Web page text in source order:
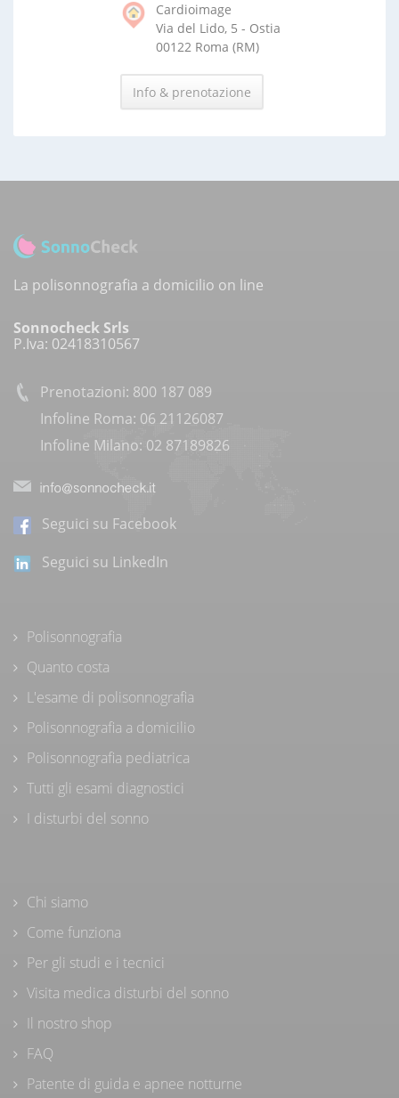
Cardioimage
Via del Lido, 5 - Ostia
00122 Roma (RM)
Info & prenotazione
La polisonnografia a domicilio on line
Sonnocheck Srls
P.Iva: 02418310567
Prenotazioni: 800 187 089
Infoline Roma: 06 21126087
Infoline Milano: 02 87189826
Seguici su Facebook
Seguici su LinkedIn
Polisonnografia
Quanto costa
L'esame di polisonnografia
Polisonnografia a domicilio
Polisonnografia pediatrica
Tutti gli esami diagnostici
I disturbi del sonno
Chi siamo
Come funziona
Per gli studi e i tecnici
Visita medica disturbi del sonno
Il nostro shop
FAQ
Patente di guida e apnee notturne